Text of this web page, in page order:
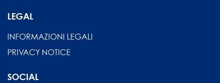
LEGAL
INFORMAZIONI LEGALI
PRIVACY NOTICE
SOCIAL